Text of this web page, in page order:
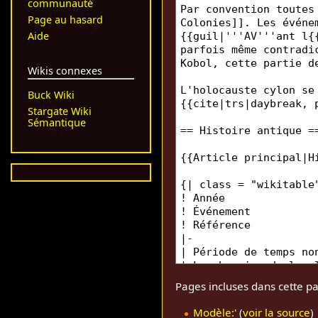
Pages incluses dans cette
Modèle:'(voir la source)
communauté
Page au hasard
Aide
Wikis connexes
Buck Wiki
Stargate Wiki
Sémantique